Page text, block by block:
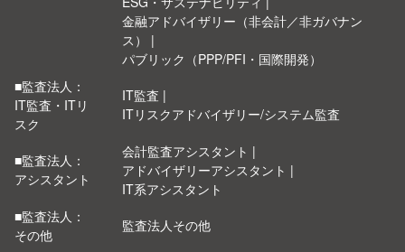
金融アドバイザリー（非会計／非ガバナン
ス）
パブリック（PPP/PFI・国際開発）
■監査法人：
IT監査・ITリ
スク
IT監査
ITリスクアドバイザリー/システム監査
■監査法人：
アシスタント
会計監査アシスタント
アドバイザリーアシスタント
IT系アシスタント
■監査法人：
その他
監査法人その他